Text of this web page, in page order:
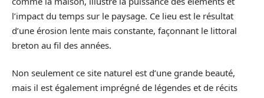
l’impact du temps sur le paysage. Ce lieu est le résultat
d’une érosion lente mais constante, façonnant le littoral
breton au fil des années.
Non seulement ce site naturel est d’une grande beauté,
mais il est également imprégné de légendes et de récits